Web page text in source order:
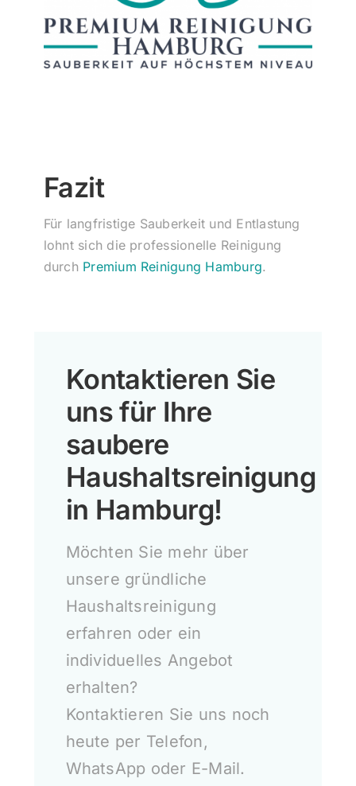
Fazit
Für langfristige Sauberkeit und Entlastung
lohnt sich die professionelle Reinigung
durch Premium Reinigung Hamburg.
Kontaktieren Sie
uns für Ihre
saubere
Haushaltsreinigung
in Hamburg!
Möchten Sie mehr über
unsere gründliche
Haushaltsreinigung
erfahren oder ein
individuelles Angebot
erhalten?
Kontaktieren Sie uns noch
heute per Telefon,
WhatsApp oder E-Mail.